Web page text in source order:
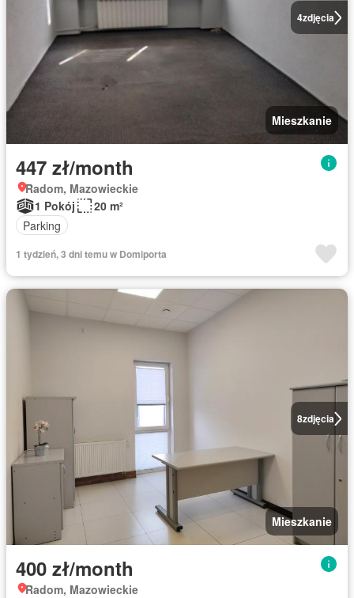
4zdjęcia
Mieszkanie
447 zł/month
Radom, Mazowieckie
1 Pokój
20 m²
Parking
1 tydzień, 3 dni temu w Domiporta
8zdjęcia
Mieszkanie
400 zł/month
Radom, Mazowieckie